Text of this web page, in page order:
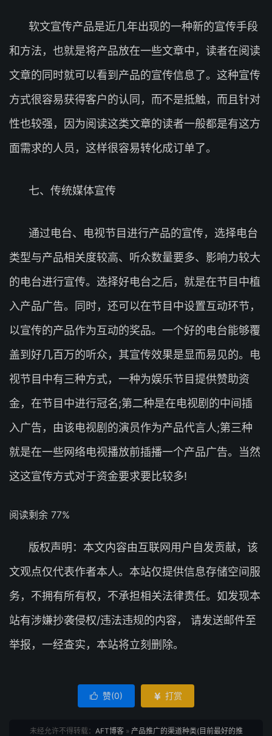
软文宣传产品是近几年出现的一种新的宣传手段
和方法，也就是将产品放在一些文章中，读者在阅读
文章的同时就可以看到产品的宣传信息了。这种宣传
方式很容易获得客户的认同，而不是抵触，而且针对
性也较强，因为阅读这类文章的读者一般都是有这方
面需求的人员，这样很容易转化成订单了。
七、传统媒体宣传
通过电台、电视节目进行产品的宣传，选择电台
类型与产品相关度较高、听众数量要多、影响力较大
的电台进行宣传。选择好电台之后，就是在节目中植
入产品广告。同时，还可以在节目中设置互动环节，
以宣传的产品作为互动的奖品。一个好的电台能够覆
盖到好几百万的听众，其宣传效果是显而易见的。电
视节目中有三种方式，一种为娱乐节目提供赞助资
金，在节目中进行冠名;第二种是在电视剧的中间插
入广告，由该电视剧的演员作为产品代言人;第三种
就是在一些网络电视播放前插播一个产品广告。当然
这这宣传方式对于资金要求要比较多!
阅读剩余 77%
版权声明：本文内容由互联网用户自发贡献，该
文观点仅代表作者本人。本站仅提供信息存储空间服
务，不拥有所有权，不承担相关法律责任。如发现本
站有涉嫌抄袭侵权/违法违规的内容， 请发送邮件至
举报，一经查实，本站将立刻删除。
 赞(0)  打赏
未经允许不得转载： AFT博客» 产品推广的渠道种类(目前最好的推